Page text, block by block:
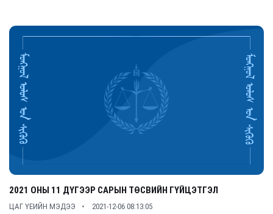
2021 ОНЫ 11 ДҮГЭЭР САРЫН ТӨСВИЙН ГҮЙЦЭТГЭЛ
ЦАГ ҮЕИЙН МЭДЭЭ 2021-12-06 08:13:05